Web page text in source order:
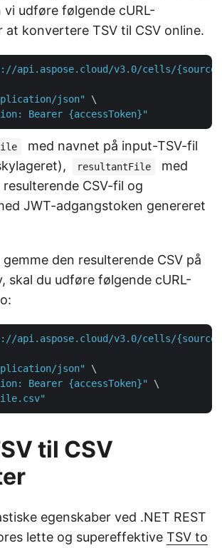
vi udføre følgende cURL-
at konvertere TSV til CSV online.
api.aspose.cloud/v3.0/cells/
json"
\
Bearer {accessToken}"
med navnet på input-TSV-fil
resultantFile
med
CSV-fil og
JWT-adgangstoken genereret
gemme den resulterende CSV på
skal du udføre følgende cURL-
api.aspose.cloud/v3.0/cells/
json"
\
Bearer {accessToken}"
\
til CSV
egenskaber ved .NET REST
lette og supereffektive TSV to